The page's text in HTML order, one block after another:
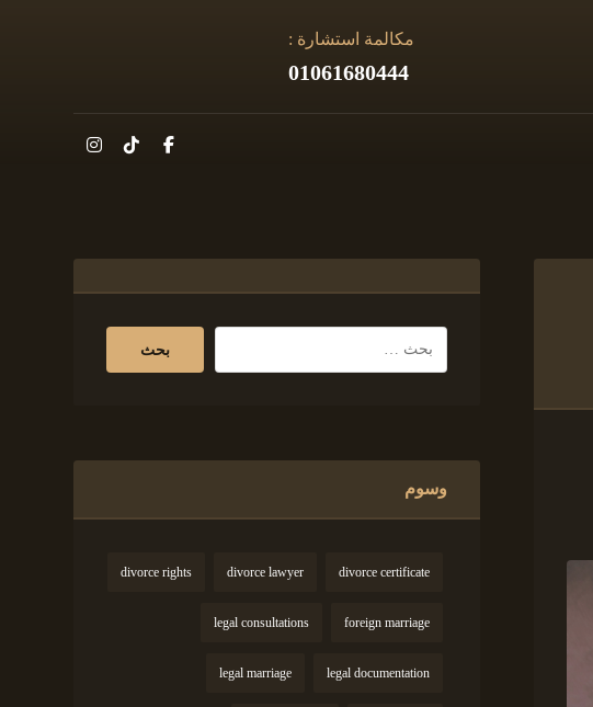
مكالمة استشارة :
01061680444
وسوم
divorce certificate
divorce lawyer
divorce rights
foreign marriage
legal consultations
legal documentation
legal marriage